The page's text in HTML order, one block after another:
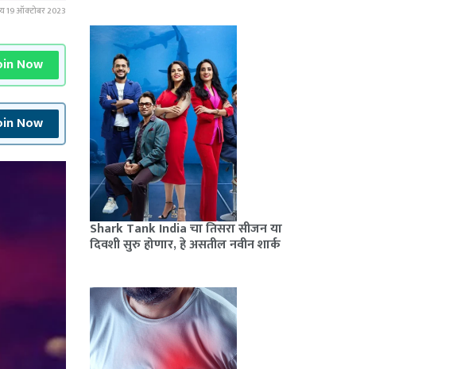
19 ऑक्टोबर 2023
Now
Now
Shark Tank India चा तिसरा सीजन या
दिवशी सुरु होणार, हे असतील नवीन शार्क